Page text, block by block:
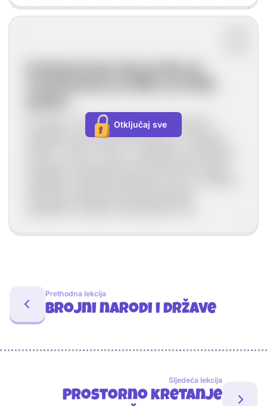
Od 1950. do 2018. godine, svi kontinenti
zabilježili su porast stanovništva, s najvećim
Otključaj sve
Prethodna lekcija
Brojni narodi i države
Sljedeća lekcija
Prostorno kretanje